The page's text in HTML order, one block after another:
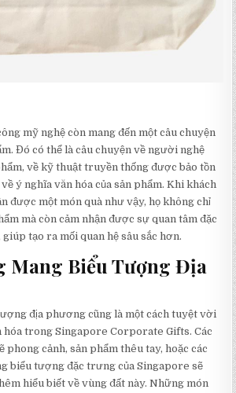
mỹ nghệ còn mang đến một câu chuyện
Đó có thể là câu chuyện về người nghệ
về kỹ thuật truyền thống được bảo tồn
ý nghĩa văn hóa của sản phẩm. Khi khách
được một món quà như vậy, họ không chỉ
mà còn cảm nhận được sự quan tâm đặc
tạo ra mối quan hệ sâu sắc hơn.
Mang Biểu Tượng Địa
địa phương cũng là một cách tuyệt vời
hóa trong Singapore Corporate Gifts. Các
phong cảnh, sản phẩm thêu tay, hoặc các
biểu tượng đặc trưng của Singapore sẽ
hiểu biết về vùng đất này. Những món